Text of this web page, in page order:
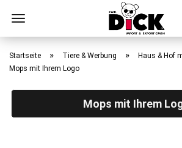
Direkt
zum
Hauptinhalt
Startseite » Tiere & Werbung » Haus & Hof
Mops mit Ihrem Logo
Mops mit Ihrem